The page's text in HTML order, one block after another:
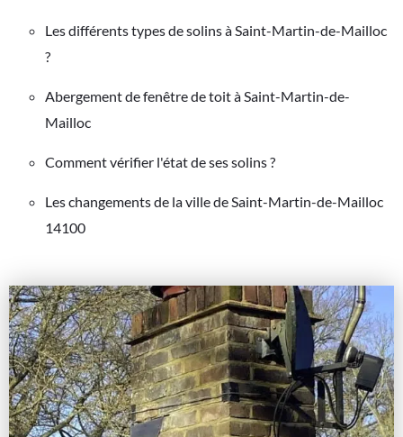
Les différents types de solins à Saint-Martin-de-Mailloc
?
Abergement de fenêtre de toit à Saint-Martin-de-
Mailloc
Comment vérifier l'état de ses solins ?
Les changements de la ville de Saint-Martin-de-Mailloc
14100